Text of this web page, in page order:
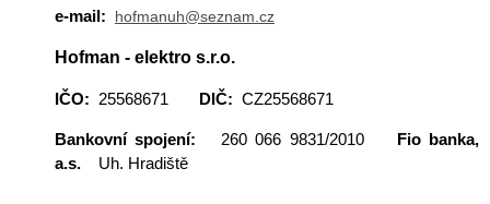
e-mail: hofmanuh@seznam.cz
Hofman - elektro s.r.o.
IČO: 25568671 DIČ: CZ25568671
Bankovní spojení: 260 066 9831/2010
Fio banka,
a.s.
Uh. Hradiště